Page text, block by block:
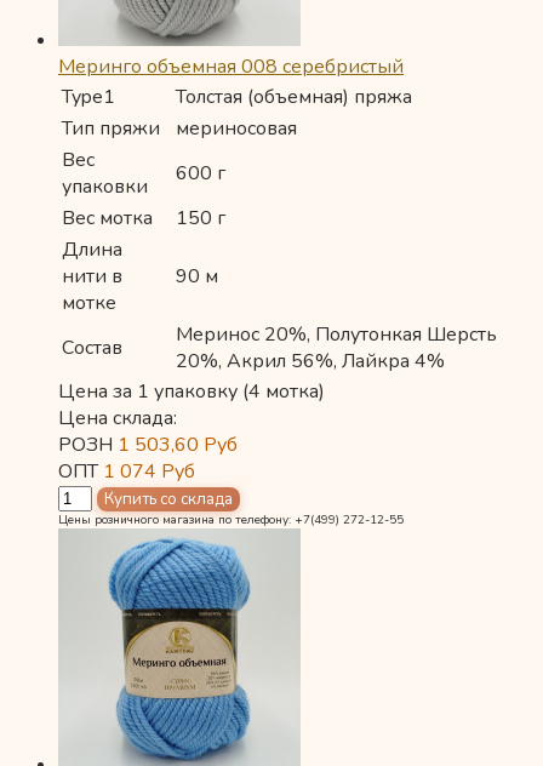
Меринго объемная 008 серебристый
Type1
Толстая (объемная) пряжа
Тип пряжи
мериносовая
Вес
упаковки
600 г
Вес мотка
150 г
Длина
нити в
мотке
90 м
Состав
Меринос 20%, Полутонкая Шерсть
20%, Акрил 56%, Лайкра 4%
Цена за 1 упаковку (4 мотка)
Цена склада:
РОЗН 1 503,60 Руб
ОПТ 1 074 Руб
Цены розничного магазина по телефону: +7(499) 272-12-55